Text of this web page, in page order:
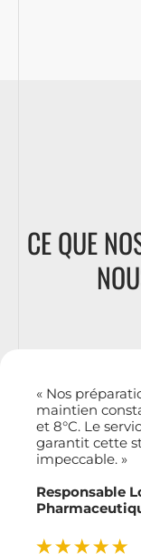
CE QUE
« Nos
maintien
et 8°C. Le
garantit cette
impeccable. »
Responsable